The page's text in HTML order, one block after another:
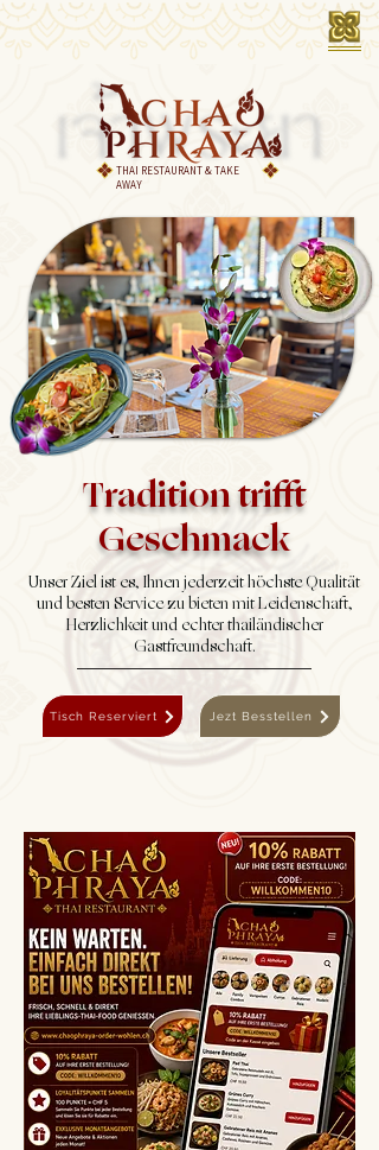
THAI RESTAURANT & TAKE
AWAY
Unser Ziel ist es, Ihnen jederzeit höchste Qualität
und besten Service zu bieten mit Leidenschaft,
Herzlichkeit und echter thailändischer
Gastfreundschaft.
Tisch Reserviert Jezt Besstellen
Tradition trifft
Geschmack